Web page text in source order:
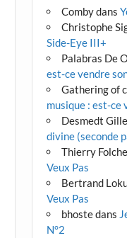
Combydans
Christophe
Side-Eye III+
Palabras De
est-ce vendre
Gathering of
musique : est-ce
Desmedt
divine (seconde
Thierry
Veux Pas
Bertrand
Veux Pas
bhostedans
N°2